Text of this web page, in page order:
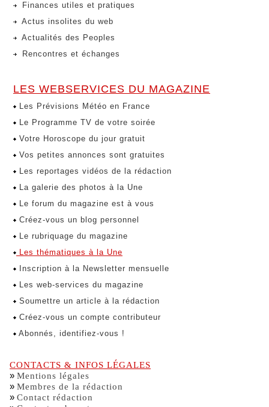
Finances utiles et pratiques
Actus insolites du web
Actualités des Peoples
Rencontres et échanges
LES WEBSERVICES DU MAGAZINE
Les Prévisions Météo en France
Le Programme TV de votre soirée
Votre Horoscope du jour gratuit
Vos petites annonces sont gratuites
Les reportages vidéos de la rédaction
La galerie des photos à la Une
Le forum du magazine est à vous
Créez-vous un blog personnel
Le rubriquage du magazine
Les thématiques à la Une
Inscription à la Newsletter mensuelle
Les web-services du magazine
Soumettre un article à la rédaction
Créez-vous un compte contributeur
Abonnés, identifiez-vous !
CONTACTS & INFOS LÉGALES
» Mentions légales
» Membres de la rédaction
» Contact rédaction